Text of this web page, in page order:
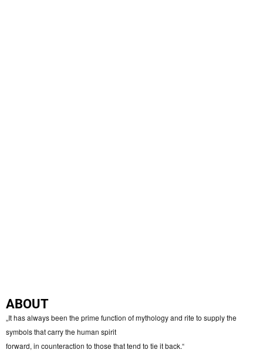
ABOUT
„It has always been the prime function of mythology and rite to supply the
symbols that carry the human spirit
forward, in counteraction to those that tend to tie it back.“